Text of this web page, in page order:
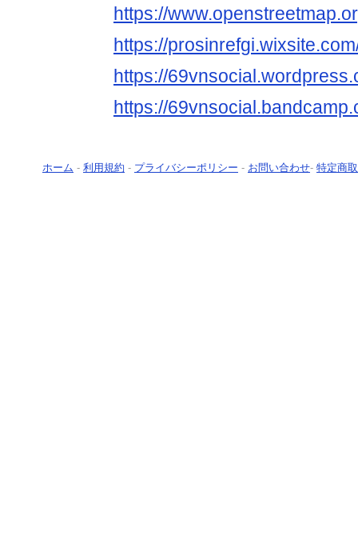
https://
https://
https://
https://
ホーム - 利用規約 - プライバシーポリシー - お問い合わせ- 特定商